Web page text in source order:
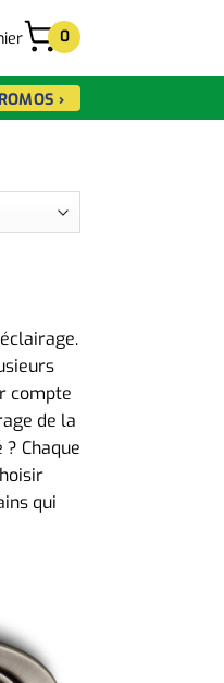
0
›
compte
de la
Chaque
qui